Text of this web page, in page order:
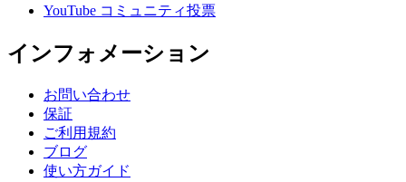
YouTube コミュニティ投票
インフォメーション
お問い合わせ
保証
ご利用規約
ブログ
使い方ガイド